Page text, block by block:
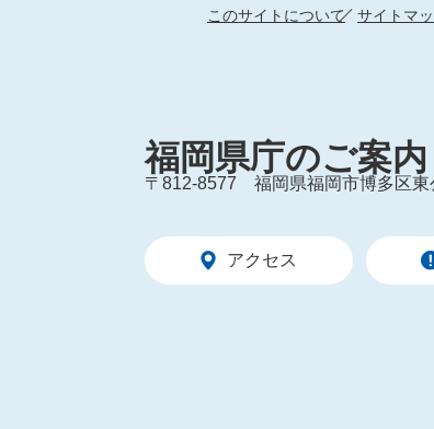
このサイトについて サイトマ
福岡県庁のご案内
〒812-8577
福岡県福岡市博多区
アクセス